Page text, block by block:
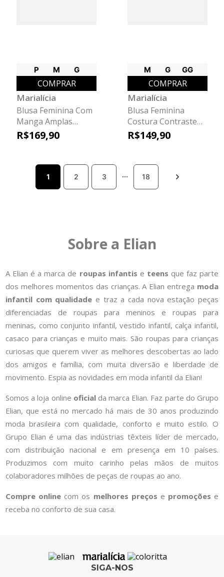
P M G
COMPRAR
Marialícia
Blusa Feminina Com
Manga Amplas
Marialícia Bege
R$169,90
M G GG
COMPRAR
Marialícia
Blusa Feminina
Costura Contraste
Marialícia Azul
R$149,90
1 2 3 18
Sobre a Elian
A Elian é a marca de roupas infantis e teens que faz parte
dos melhores momentos das crianças. A Elian entrega moda
infantil com qualidade e traz a cada nova estação peças
diferenciadas de roupas para meninos e roupas para
meninas, como conjunto infantil, vestido infantil, calça infantil,
casaco para crianças e muito mais. São roupas para crianças
curiosas que querem viver as melhores descobertas ao lado
dos amigos e família, com muita diversão e liberdade de
movimento. Espia as novidades em moda infantil da Elian!
Somos a loja online oficialda marca Elian. Faz parte do Grupo
Elian, que está no mercado há mais de 30 anos produzindo
moda brasileira com qualidade, conforto e muito estilo. O
Grupo Elian é uma das indústrias têxteis líder de mercado,
com distribuição nacional e em presença em 10 países.
Produzimos com muito carinho pelas mãos de muitos
colaboradores milhões de peças de roupas ao ano.
Compre online com os melhores preços e promoções e
receba no conforto de sua casa.
SIGA-NOS